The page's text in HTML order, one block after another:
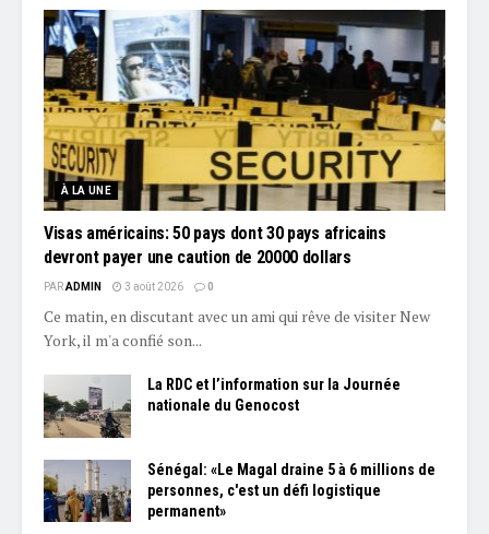
À LA UNE
Visas américains: 50 pays dont 30 pays africains
devront payer une caution de 20000 dollars
PARADMIN 3 août 2026 0
Ce matin, en discutant avec un ami qui rêve de visiter New
York, il m'a confié son...
La RDC et l’information sur la Journée
nationale du Genocost
Sénégal: «Le Magal draine 5 à 6 millions de
personnes, c'est un défi logistique
permanent»